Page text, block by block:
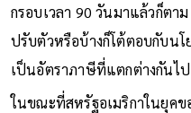
กรอบเวลา 90 วันมาแล้วก็ต
ปรับตัวหรือบ้างก็โต้ตอบกับน
เป็นอัตราภาษีที่แตกต่างกันไป
ในขณะที่สหรัฐอเมริกาในยุค